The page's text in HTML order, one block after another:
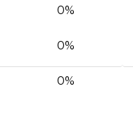
0%
0%
0%